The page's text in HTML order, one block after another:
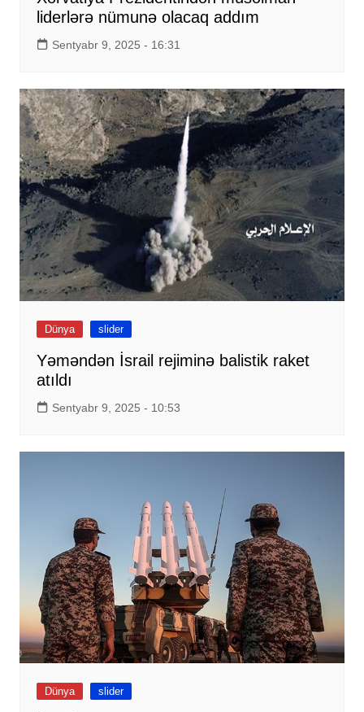
liderlərə nümunə olacaq addım
Sentyabr 9, 2025 - 16:31
Dünya slider
Yəməndən İsrail rejiminə balistik raket
atıldı
Sentyabr 9, 2025 - 10:53
Dünya slider